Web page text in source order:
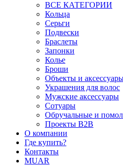
ВСЕ КАТЕГОРИИ
Кольца
Серьги
Подвески
Браслеты
Запонки
Колье
Броши
Объекты и
Украшения для волос
Мужские аксессуары
Сотуары
Обручальные и
Проекты B2B
О компании
Где купить?
Контакты
MUAR